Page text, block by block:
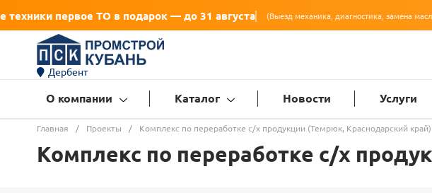
ТО в подарок — до 31 августа (Выезд механика, диагностика, замена масла, фильтра)🔥
Дербент
О компании Каталог Новости Услуги
Главная / Проекты / Комплекс по переработке с/х продукции (Темрюк, Краснодарский край)
Комплекс по переработке с/х